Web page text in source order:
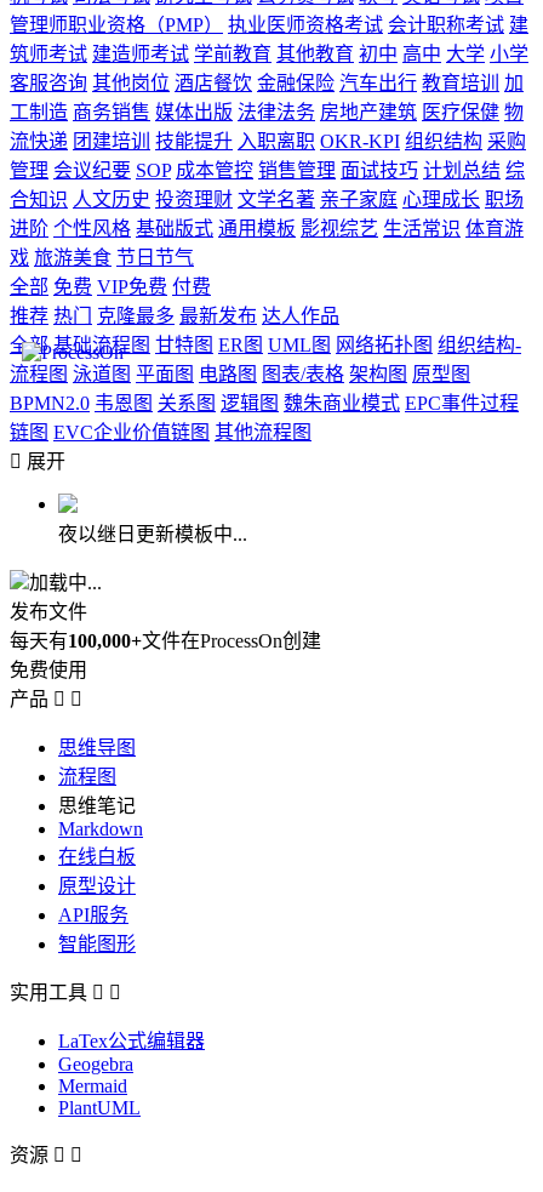
管理师职业资格（PMP）
执业医师资格考试 会计职称考试 建
筑师考试 建造师考试 学前教育 其他教育 初中 高中 大学 小学
客服咨询 其他岗位 酒店餐饮 金融保险 汽车出行 教育培训
加
工制造 商务销售 媒体出版 法律法务 房地产建筑 医疗保健 物
流快递 团建培训 技能提升 入职离职 OKR-KPI 组织结构 采购
管理 会议纪要 SOP 成本管控 销售管理 面试技巧 计划总结 综
合知识 人文历史 投资理财 文学名著 亲子家庭 心理成长 职场
进阶 个性风格 基础版式 通用模板 影视综艺 生活常识 体育游
戏 旅游美食 节日节气
全部 免费 VIP免费 付费
推荐 热门 克隆最多 最新发布 达人作品
全部 基础流程图 甘特图 ER图 UML图 网络拓扑图 组织结构-
流程图 泳道图 平面图 电路图 图表/表格 架构图 原型图
BPMN2.0 韦恩图 关系图 逻辑图 魏朱商业模式 EPC事件过程
链图 EVC企业价值链图 其他流程图
 展开
夜以继日更新模板中...
加载中...
发布文件
每天有100,000+文件在ProcessOn创建
免费使用
产品  
思维导图
流程图
思维笔记
Markdown
在线白板
原型设计
API服务
智能图形
实用工具  
LaTex公式编辑器
Geogebra
Mermaid
PlantUML
资源  